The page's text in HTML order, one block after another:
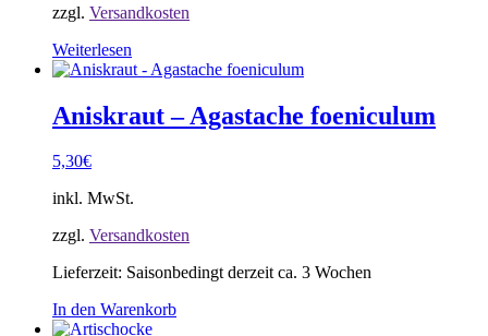
zzgl. Versandkosten
Weiterlesen
Aniskraut – Agastache foeniculum
5,30€
inkl. MwSt.
zzgl. Versandkosten
Lieferzeit: Saisonbedingt derzeit ca. 3 Wochen
In den Warenkorb